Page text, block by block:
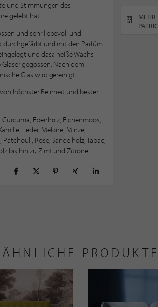
und Stimmungen des
gelebt hat.
und sehr liebevoll und
durchgefärbt und mit den Parfüm-
und dasa heiße Wachs
gegossen. Nach dem
Glas wird gereinigt.
höchster Reinheit und bester
Ebenholz, Eichenmoos,
Leder, Melone, Minze,
Rose, Sandelholz, Tabac,
bis hin zu Zimt und Zitrone
MEHR
ÄHNLICHE PRODUKTE